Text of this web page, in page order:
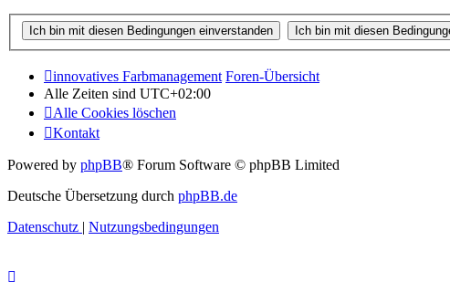
innovatives Farbmanagement Foren-Übersicht
Alle Zeiten sind UTC+02:00
Alle Cookies löschen
Kontakt
Powered by phpBB® Forum Software © phpBB Limited
Deutsche Übersetzung durch phpBB.de
Datenschutz | Nutzungsbedingungen